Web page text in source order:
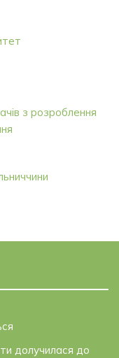
з розроблення
долучилася до